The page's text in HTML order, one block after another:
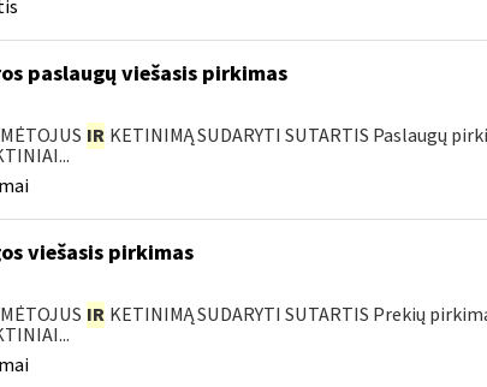
paslaugų viešasis pirkimas
IR KETINIMĄ SUDARYTI SUTARTIS Paslaugų
viešasis pirkimas
IR KETINIMĄ SUDARYTI SUTARTIS Prekių